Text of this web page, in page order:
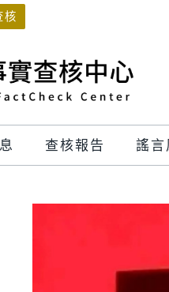
核
查核報告 謠言